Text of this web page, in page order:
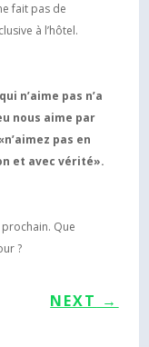
fait pas de
à l’hôtel.
n’aime pas n’a
nous aime par
pas en
et avec vérité».
Que
?
NEXT →